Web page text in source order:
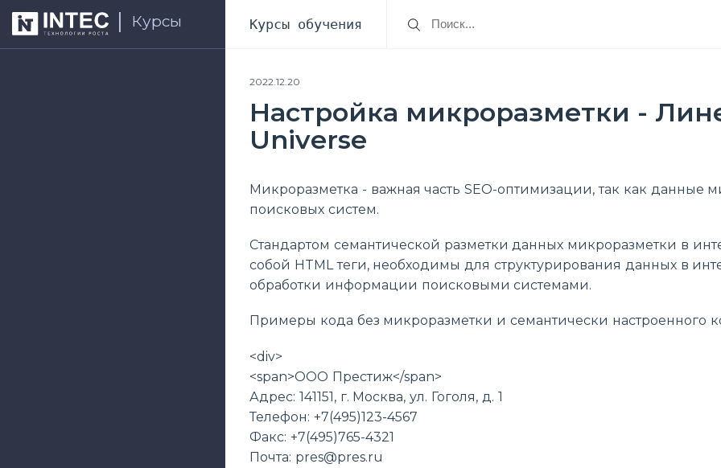
Курсы Курсы обучения
2022.12.20
Настройка микроразметки -
Universe
Микроразметка - важная часть SEO-оптимизации, так как данные
поисковых систем.
Cтандартом семантической разметки данных микроразметки в
собой HTML теги, необходимы для структурирования данных в
обработки информации поисковыми системами.
Примеры кода без микроразметки и семантически настроенного
<div>
<span>ООО Престиж</span>
Адрес: 141151, г. Москва, ул. Гоголя, д. 1
Телефон: +7(495)123-4567
Факс: +7(495)765-4321
Почта: pres@pres.ru